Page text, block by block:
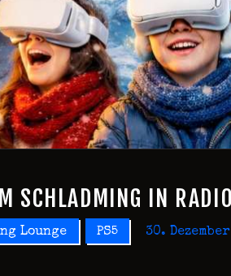
SCHLADMING IN
Lounge PS5 30.